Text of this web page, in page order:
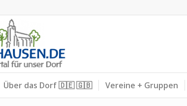
Über das Dorf 🇩🇪 🇬🇧 Vereine + Gruppen